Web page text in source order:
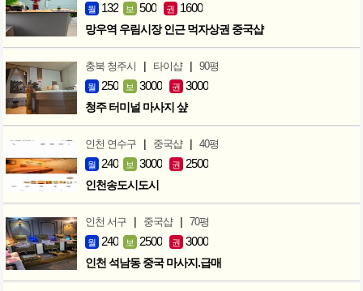
월 132 보 500 권 1600
망우역 우림시장 인근 먹자상권 중국샵
충북 청주시 | 타이샵 | 90평
월 250 보 3000 권 3000
청주 터미널 마사지 샾
인천 연수구 | 중국샵 | 40평
월 240 보 3000 권 2500
인천송도시도시
인천 서구 | 중국샵 | 70평
월 240 보 2500 권 3000
인천 석남동 중국 마사지.급매